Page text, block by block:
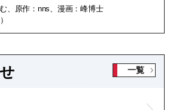
、原作：nns、漫画：峰博士
一覧